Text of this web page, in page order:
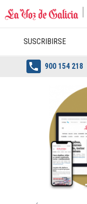
SUSCRIBIRSE
 900 154 218